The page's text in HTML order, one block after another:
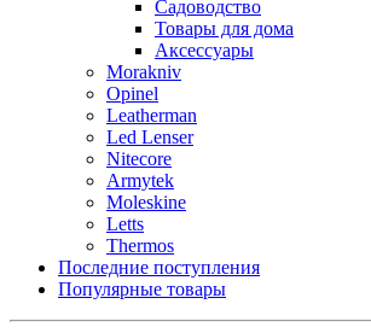
Садоводство
Товары для дома
Аксессуары
Morakniv
Opinel
Leatherman
Led Lenser
Nitecore
Armytek
Moleskine
Letts
Thermos
Последние поступления
Популярные товары